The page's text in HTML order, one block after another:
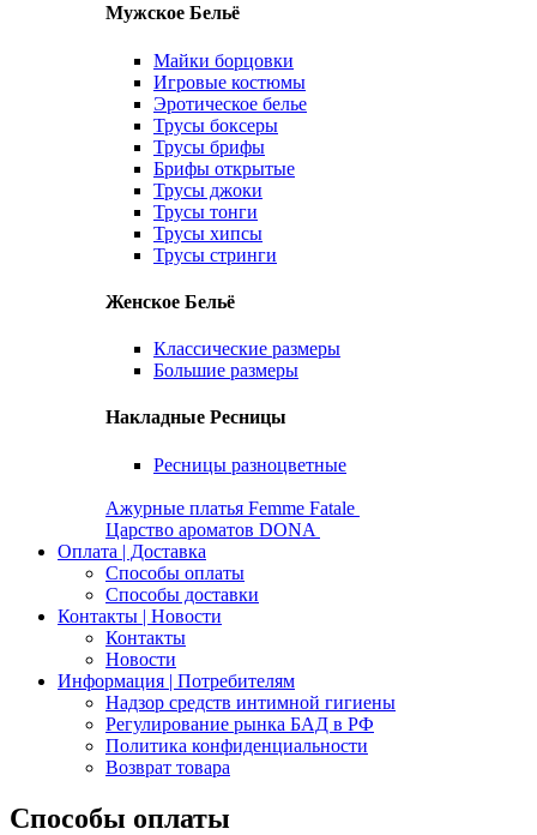
Мужское Бельё
Майки борцовки
Игровые костюмы
Эротическое белье
Трусы боксеры
Трусы брифы
Брифы открытые
Трусы джоки
Трусы тонги
Трусы хипсы
Трусы стринги
Женское Бельё
Классические размеры
Большие размеры
Накладные Ресницы
Ресницы разноцветные
Ажурные платья Femme Fatale
Царство ароматов DONA
Оплата | Доставка
Способы оплаты
Способы доставки
Контакты | Новости
Контакты
Новости
Информация | Потребителям
Надзор средств интимной гигиены
Регулирование рынка БАД в РФ
Политика конфиденциальности
Возврат товара
Способы оплаты